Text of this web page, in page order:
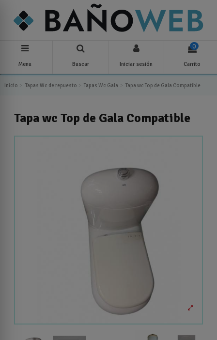
Menu Buscar Iniciar sesión
0
Carrito
Inicio Tapas Wc de repuesto Tapas Wc Gala Tapa wc Top de Gala Compatible
Tapa wc Top de Gala Compatible